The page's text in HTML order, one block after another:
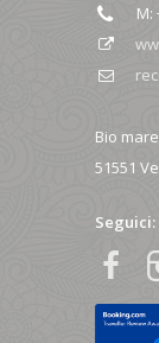
M:
Bio
51551
Seguici: